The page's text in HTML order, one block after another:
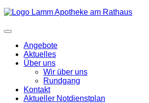
Angebote
Aktuelles
Über uns
Wir über uns
Rundgang
Kontakt
Aktueller Notdienstplan